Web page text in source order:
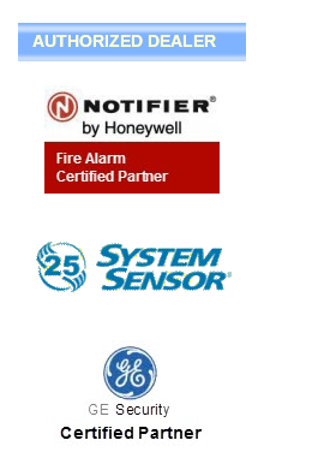
AUTHORIZED DEALER